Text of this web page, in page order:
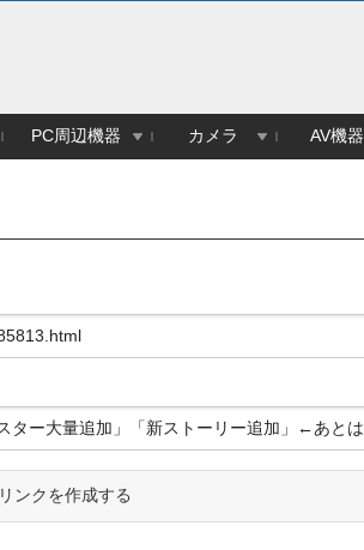
PC周辺機器 カメラ AV機器
リンクを作成する